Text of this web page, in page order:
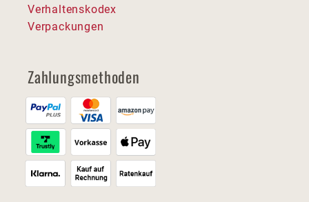
Verhaltenskodex
Verpackungen
Zahlungsmethoden